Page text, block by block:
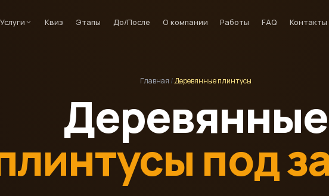
Услуги Квиз Этапы До/После О компании Работы FAQ Контакты
Главная /Деревянные плинтусы
Деревянные
под